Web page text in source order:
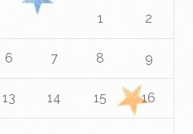
1 2
6 7 8 9
13 14 15 16